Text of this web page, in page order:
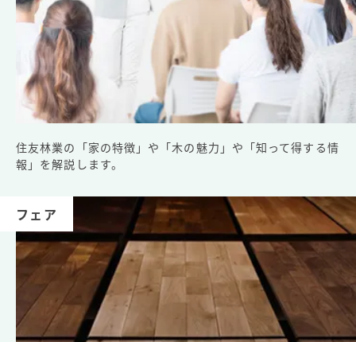
住友林業の「家の特徴」や「木の魅力」や「知って得する情
報」を解説します。
フェア